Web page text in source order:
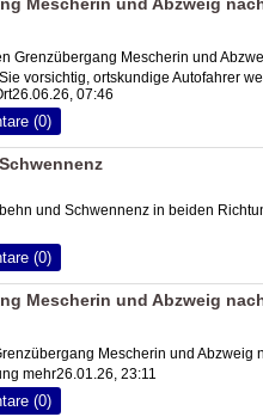
Grenzübergang Mescherin und
vorsichtig, ortskundige Autofahrer
07:46
(0)
und Schwennenz in beiden
(0)
Mescherin und Abzweig
Mescherin und Abzweig
mehr26.01.26, 23:11
(0)